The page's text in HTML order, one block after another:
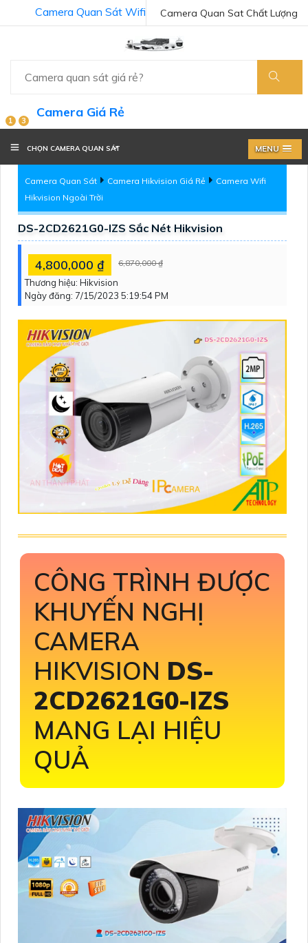
Camera Quan Sat Chất Lượng
Camera Quan Sát Wifi
1 3
Camera Giá Rẻ
CHỌN CAMERA QUAN SÁT MENU
Camera Quan Sát Camera Hikvision Giá Rẻ
Camera Wifi
Hikvision Ngoài Trời
DS-2CD2621G0-IZS Sắc Nét Hikvision
4,800,000 ₫ 6,870,000 ₫
Thương hiệu: Hikvision
Ngày đăng: 7/15/2023 5:19:54 PM
CÔNG TRÌNH ĐƯỢC
KHUYẾN NGHỊ
CAMERA
HIKVISION DS-
2CD2621G0-IZS
MANG LẠI HIỆU
QUẢ